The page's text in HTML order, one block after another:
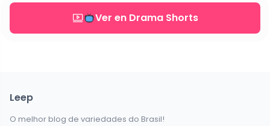
Ver en Drama Shorts
Leep
O melhor blog de variedades do Brasil!